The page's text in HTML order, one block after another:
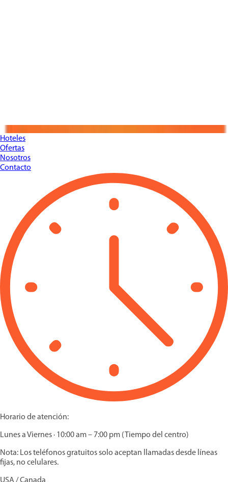
Hoteles
Ofertas
Nosotros
Contacto
Horario de atención:
Lunes a Viernes · 10:00 am – 7:00 pm (Tiempo del centro)
Nota: Los teléfonos gratuitos solo aceptan llamadas desde líneas
fijas, no celulares.